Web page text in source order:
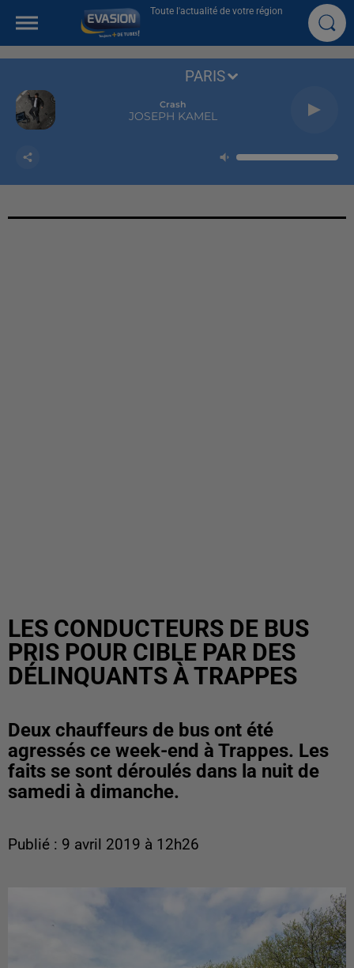
Toute l'actualité de votre région
Crash
JOSEPH KAMEL
PARIS
LES CONDUCTEURS DE BUS
PRIS POUR CIBLE PAR DES
DÉLINQUANTS À TRAPPES
Deux chauffeurs de bus ont été
agressés ce week-end à Trappes. Les
faits se sont déroulés dans la nuit de
samedi à dimanche.
Publié : 9 avril 2019 à 12h26